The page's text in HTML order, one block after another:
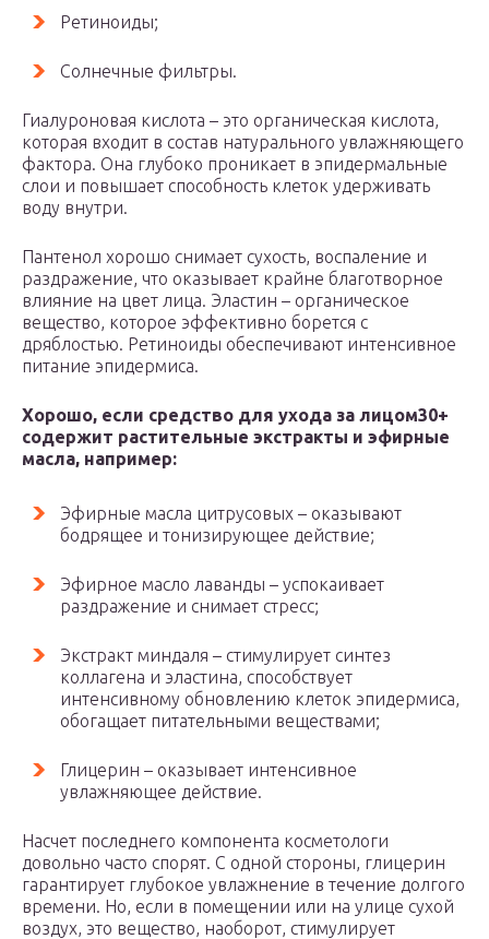
Ретиноиды;
Солнечные фильтры.
Гиалуроновая кислота – это органическая кислота,
которая входит в состав натурального увлажняющего
фактора. Она глубоко проникает в эпидермальные
слои и повышает способность клеток удерживать
воду внутри.
Пантенол хорошо снимает сухость, воспаление и
раздражение, что оказывает крайне благотворное
влияние на цвет лица. Эластин – органическое
вещество, которое эффективно борется с
дряблостью. Ретиноиды обеспечивают интенсивное
питание эпидермиса.
Хорошо, если средство для ухода за лицом30+
содержит растительные экстракты и эфирные
масла, например:
Эфирные масла цитрусовых – оказывают
бодрящее и тонизирующее действие;
Эфирное масло лаванды – успокаивает
раздражение и снимает стресс;
Экстракт миндаля – стимулирует синтез
коллагена и эластина, способствует
интенсивному обновлению клеток эпидермиса,
обогащает питательными веществами;
Глицерин – оказывает интенсивное
увлажняющее действие.
Насчет последнего компонента косметологи
довольно часто спорят. С одной стороны, глицерин
гарантирует глубокое увлажнение в течение долгого
времени. Но, если в помещении или на улице сухой
воздух, это вещество, наоборот, стимулирует